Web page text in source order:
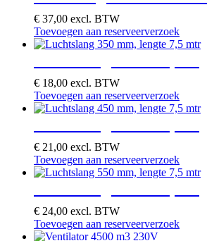
€ 37,00 excl. BTW
Toevoegen aan reserveerverzoek
€ 18,00 excl. BTW
Toevoegen aan reserveerverzoek
€ 21,00 excl. BTW
Toevoegen aan reserveerverzoek
€ 24,00 excl. BTW
Toevoegen aan reserveerverzoek